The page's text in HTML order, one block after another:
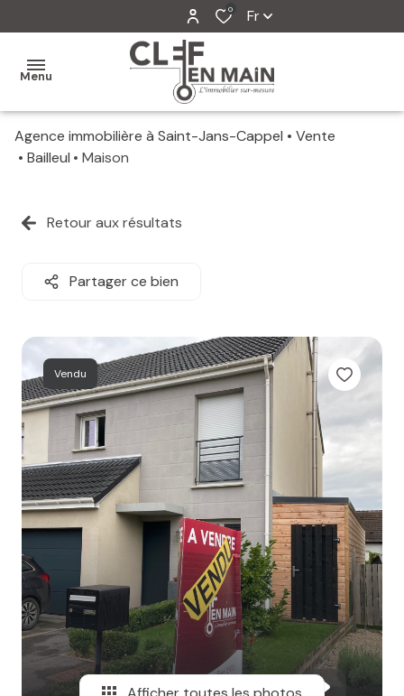
0 Fr
Menu
MON
MES
MES
ALERTE
MAIL
Agence immobilière à Saint-Jans-Cappel
Vente
Bailleul
Maison
Retour aux résultats
Partager ce bien
Vendu